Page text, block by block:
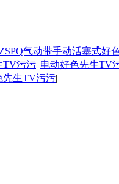
ZSPQ气动带手动活塞式好
TV污污| 电动好色先生TV
先生TV污污|